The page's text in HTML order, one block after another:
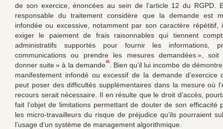
de son exercice, énoncées au sein de l’article 12 du RGPD.
responsable du traitement considère que la demande est
infondée ou excessive, notamment par son caractère
exiger le paiement de frais raisonnables qui tiennent
administratifs supportés pour fournir les informations,
communications ou prendre les mesures demandées », soit
donner suite » à la demande46. Bien qu’il lui incombe de
manifestement infondé ou excessif de la demande d’exercice
peut poser des difficultés supplémentaires dans la mesure où
recours serait nécessaire. Il en résulte que le droit d’accès,
fait l’objet de limitations permettant de douter de son efficacité
les micro-travailleurs du risque de préjudice qu’ils pourraient
l’usage d’un système de management algorithmique.